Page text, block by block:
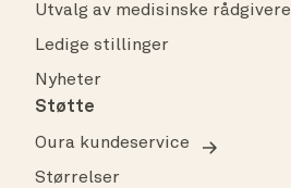
Utvalg av medisinske rådgivere
Ledige stillinger
Nyheter
Støtte
Oura kundeservice
Størrelser